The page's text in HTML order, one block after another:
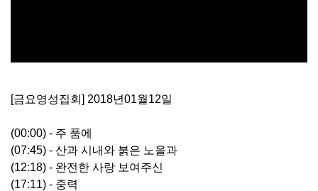
[금요영성집회] 2018년01월12일
(00:00) - 주 품에
(07:45) - 산과 시내와 붉은 노을과
(12:18) - 완전한 사랑 보여주신
(17:11) - 중력